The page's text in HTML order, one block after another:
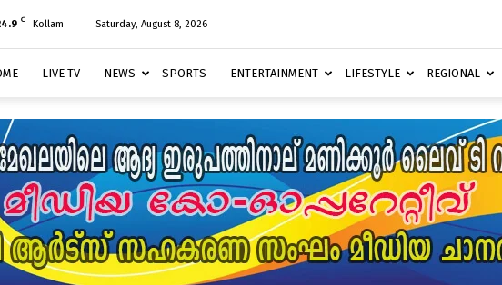
C Kollam Saturday, August 8, 2026
LIVE TV NEWS SPORTS ENTERTAINMENT LIFESTYLE REGIONAL